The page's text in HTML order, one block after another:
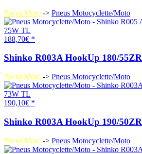
Pneus Moto -> Pneus Motocyclette/Moto
188,70€ *
Shinko R003A HookUp 180/
Pneus Moto -> Pneus Motocyclette/Moto
190,10€ *
Shinko R003A HookUp 190/
Pneus Moto -> Pneus Motocyclette/Moto